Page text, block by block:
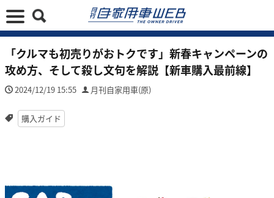
「クルマも初売りがおトクです」新春キャンペーンの
攻め方、そして殺し文句を解説【新車購入最前線】
2024/12/19 15:55 月刊自家用車(原)
購入ガイド